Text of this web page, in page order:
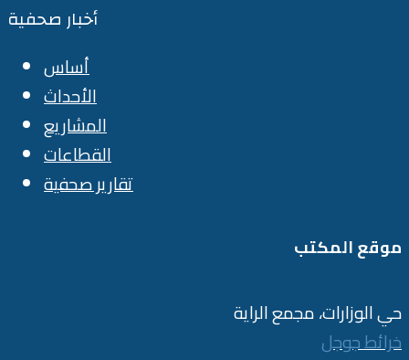
أخبار صحفية
أساس
الأحداث
المشاريع
القطاعات
تقارير صحفية
موقع المكتب
حي الوزارات، مجمع الراية
خرائط جوجل